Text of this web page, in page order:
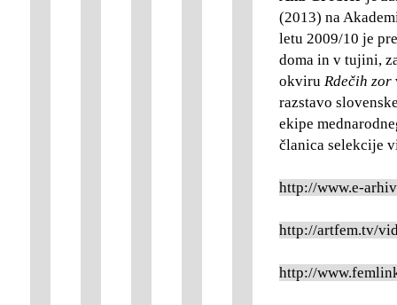
(2013) na
letu 2009/10 je
doma in v tujini,
okviru Rdečih zor
razstavo
ekipe
članica selekcije
http://www.e-
http://artfem.tv/
http://